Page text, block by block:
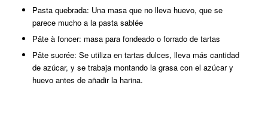
Pasta quebrada: Una masa que no lleva huevo, que se
parece mucho a la pasta sablée
Pâte à foncer: masa para fondeado o forrado de tartas
Pâte sucrée: Se utiliza en tartas dulces, lleva más cantidad
de azúcar, y se trabaja montando la grasa con el azúcar y
huevo antes de añadir la harina.